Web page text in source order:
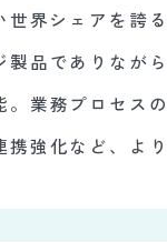
世界シェアを誇
製品でありなが
。業務プロセス
携強化など、よ